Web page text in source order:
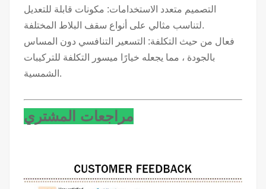
التصميم متعدد الاستخدامات: مكونات قابلة للتعديل
لتناسب مثالي على أنواع سقف البلاط المختلفة.
فعال من حيث التكلفة: التسعير التنافسي دون المساس
بالجودة ، مما يجعله خيارًا ميسور التكلفة للتركيبات
الشمسية.
مراجعات المشتري